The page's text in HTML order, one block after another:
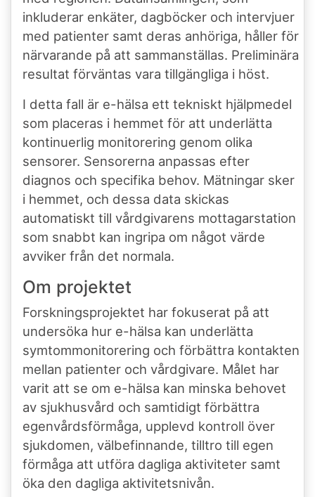
inkluderar enkäter, dagböcker och intervjuer
med patienter samt deras anhöriga, håller för
närvarande på att sammanställas. Preliminära
resultat förväntas vara tillgängliga i höst.
I detta fall är e-hälsa ett tekniskt hjälpmedel
som placeras i hemmet för att underlätta
kontinuerlig monitorering genom olika
sensorer. Sensorerna anpassas efter
diagnos och specifika behov. Mätningar sker
i hemmet, och dessa data skickas
automatiskt till vårdgivarens mottagarstation
som snabbt kan ingripa om något värde
avviker från det normala.
Om projektet
Forskningsprojektet har fokuserat på att
undersöka hur e-hälsa kan underlätta
symtommonitorering och förbättra kontakten
mellan patienter och vårdgivare. Målet har
varit att se om e-hälsa kan minska behovet
av sjukhusvård och samtidigt förbättra
egenvårdsförmåga, upplevd kontroll över
sjukdomen, välbefinnande, tilltro till egen
förmåga att utföra dagliga aktiviteter samt
öka den dagliga aktivitetsnivån.